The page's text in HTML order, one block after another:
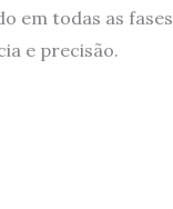
em todas as fases
e precisão.